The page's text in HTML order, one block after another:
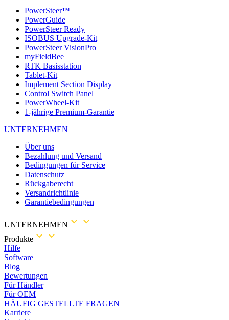
PowerSteer™
PowerGuide
PowerSteer Ready
ISOBUS Upgrade-Kit
PowerSteer VisionPro
myFieldBee
RTK Basisstation
Tablet-Kit
Implement Section Display
Control Switch Panel
PowerWheel-Kit
1-jährige Premium-Garantie
UNTERNEHMEN
Über uns
Bezahlung und Versand
Bedingungen für Service
Datenschutz
Rückgaberecht
Versandrichtlinie
Garantiebedingungen
UNTERNEHMEN
Produkte
Hilfe
Software
Blog
Bewertungen
Für Händler
Für OEM
HÄUFIG GESTELLTE FRAGEN
Karriere